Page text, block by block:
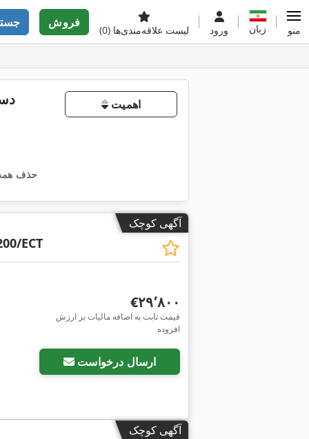
فروش
لیست علاقه‌مندی‌ها (0) ورود زبان منو
اهمیت
حذف همه
آگهی کوچک
ECT
‎€۲۹٬۸۰۰
قیمت ثابت به اضافه مالیات بر ارزش
افزوده
ارسال درخواست
آگهی کوچک